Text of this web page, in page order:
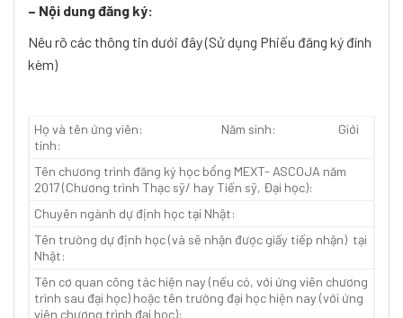
– Nội dung đăng ký:
Nêu rõ các thông tin dưới đây (Sử dụng Phiếu đăng ký đính
kèm)
Họ và tên ứng viên: Năm sinh: Giới
tính:
Tên chương trình đăng ký học bổng MEXT- ASCOJA năm
2017 (Chương trình Thạc sỹ/ hay Tiến sỹ, Đại học):
Chuyên ngành dự định học tại Nhật:
Tên trường dự định học (và sẽ nhận được giấy tiếp nhận) tại
Nhật:
Tên cơ quan công tác hiện nay (nếu có, với ứng viên chương
trình sau đại học) hoặc tên trường đại học hiện nay (với ứng
viên chương trình đại học):